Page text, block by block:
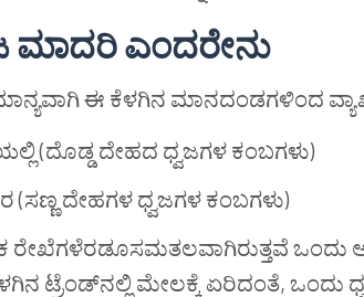
ಮಾದರಿಎಂದರೇನು
ಈ ಕೆಳಗಿನ ಮಾನದಂಡಗಳಿಂದ
(ದೊಡ್ಡ ದೇಹದ ಧ್ವಜಗಳ ಕಂಬಗಳು)
(ಸಣ್ಣ ದೇಹಗಳ ಧ್ವಜಗಳ ಕಂಬಗಳು)
ಒಂದು
ಟ್ರೆಂಡ್‌ನಲ್ಲಿ ಮೇಲಕ್ಕೆ ಏರಿದಂತೆ, ಒಂದು